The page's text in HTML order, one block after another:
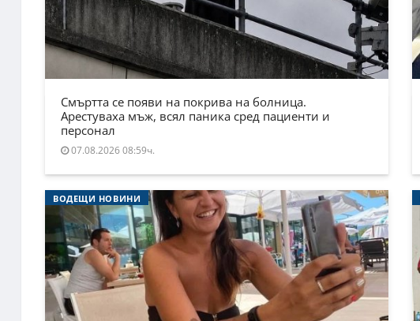
Смъртта се появи на покрива на болница.
Арестуваха мъж, всял паника сред пациенти и
персонал
07.08.2026 08:59ч.
ВОДЕЩИ НОВИНИ